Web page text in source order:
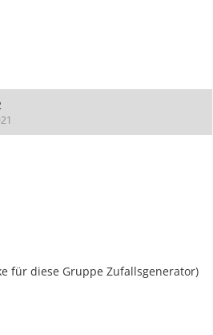
für diese Gruppe Zufallsgenerator)